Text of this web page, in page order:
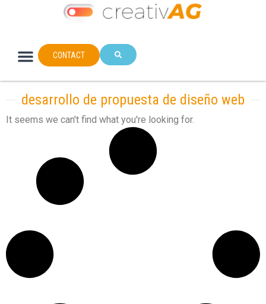
CONTACT
desarrollo de propuesta de diseño web
It seems we can't find what you're looking for.